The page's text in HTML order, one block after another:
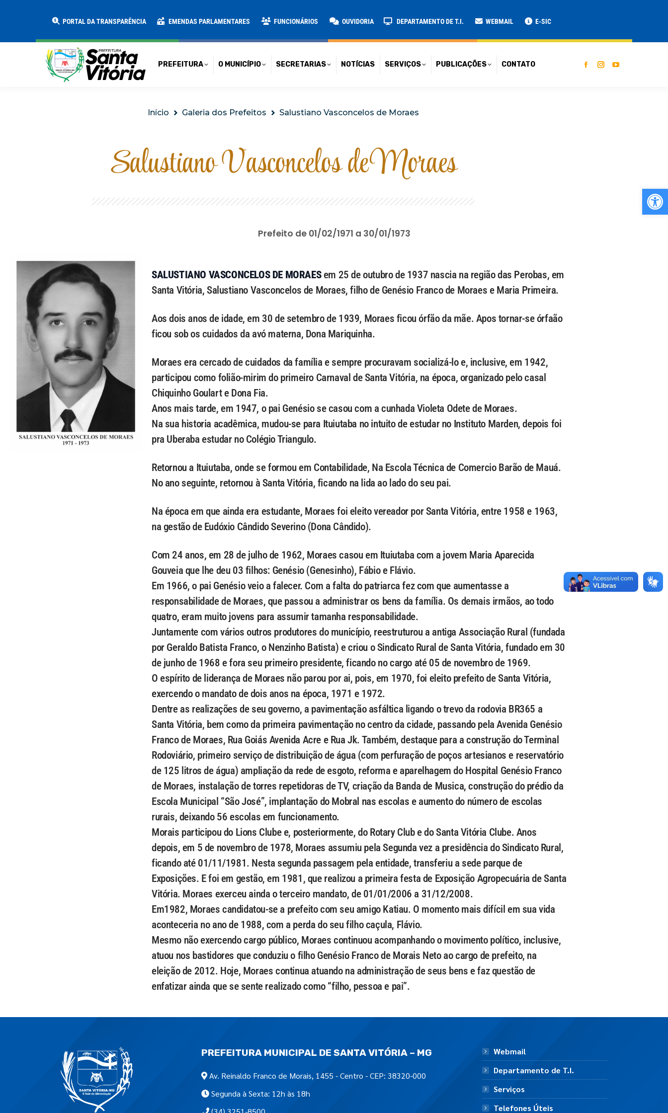
PORTAL DA TRANSPARÊNCIA EMENDAS PARLAMENTARES FUNCIONÁRIOS OUVIDORIA DEPARTAMENTO DE T.I. WEBMAIL E-SIC
PREFEITURA O MUNICÍPIO SECRETARIAS NOTÍCIAS SERVIÇOS PUBLICAÇÕES CONTATO
Início Galeria dos Prefeitos Salustiano Vasconcelos de Moraes
Salustiano Vasconcelos de Moraes
Prefeito de 01/02/1971 a 30/01/1973
SALUSTIANO VASCONCELOS DE MORAESem 25 de outubro de 1937 nascia na região das Perobas, em
Santa Vitória, Salustiano Vasconcelos de Moraes, filho de Genésio Franco de Moraes e Maria Primeira.
Aos dois anos de idade, em 30 de setembro de 1939, Moraes ficou órfão da mãe. Apos tornar-se órfaão
ficou sob os cuidados da avó materna, Dona Mariquinha.
Moraes era cercado de cuidados da família e sempre procuravam socializá-lo e, inclusive, em 1942,
participou como folião-mirim do primeiro Carnaval de Santa Vitória, na época, organizado pelo casal
Chiquinho Goulart e Dona Fia.
Anos mais tarde, em 1947, o pai Genésio se casou com a cunhada Violeta Odete de Moraes.
Na sua historia acadêmica, mudou-se para Ituiutaba no intuito de estudar no Instituto Marden, depois foi
pra Uberaba estudar no Colégio Triangulo.
Retornou a Ituiutaba, onde se formou em Contabilidade, Na Escola Técnica de Comercio Barão de Mauá.
No ano seguinte, retornou à Santa Vitória, ficando na lida ao lado do seu pai.
Na época em que ainda era estudante, Moraes foi eleito vereador por Santa Vitória, entre 1958 e 1963,
na gestão de Eudóxio Cândido Severino (Dona Cândido).
Com 24 anos, em 28 de julho de 1962, Moraes casou em Ituiutaba com a jovem Maria Aparecida
Gouveia que lhe deu 03 filhos: Genésio (Genesinho), Fábio e Flávio.
Em 1966, o pai Genésio veio a falecer. Com a falta do patriarca fez com que aumentasse a
responsabilidade de Moraes, que passou a administrar os bens da família. Os demais irmãos, ao todo
quatro, eram muito jovens para assumir tamanha responsabilidade.
Juntamente com vários outros produtores do município, reestruturou a antiga Associação Rural (fundada
por Geraldo Batista Franco, o Nenzinho Batista) e criou o Sindicato Rural de Santa Vitória, fundado em 30
de junho de 1968 e fora seu primeiro presidente, ficando no cargo até 05 de novembro de 1969.
O espírito de liderança de Moraes não parou por ai, pois, em 1970, foi eleito prefeito de Santa Vitória,
exercendo o mandato de dois anos na época, 1971 e 1972.
Dentre as realizações de seu governo, a pavimentação asfáltica ligando o trevo da rodovia BR365 a
Santa Vitória, bem como da primeira pavimentação no centro da cidade, passando pela Avenida Genésio
Franco de Moraes, Rua Goiás Avenida Acre e Rua Jk. Também, destaque para a construção do Terminal
Rodoviário, primeiro serviço de distribuição de água (com perfuração de poços artesianos e reservatório
de 125 litros de água) ampliação da rede de esgoto, reforma e aparelhagem do Hospital Genésio Franco
de Moraes, instalação de torres repetidoras de TV, criação da Banda de Musica, construção do prédio da
Escola Municipal “São José”, implantação do Mobral nas escolas e aumento do número de escolas
rurais, deixando 56 escolas em funcionamento.
Morais participou do Lions Clube e, posteriormente, do Rotary Club e do Santa Vitória Clube. Anos
depois, em 5 de novembro de 1978, Moraes assumiu pela Segunda vez a presidência do Sindicato Rural,
ficando até 01/11/1981. Nesta segunda passagem pela entidade, transferiu a sede parque de
Exposições. E foi em gestão, em 1981, que realizou a primeira festa de Exposição Agropecuária de Santa
Vitória. Moraes exerceu ainda o terceiro mandato, de 01/01/2006 a 31/12/2008.
Em1982, Moraes candidatou-se a prefeito com seu amigo Katiau. O momento mais difícil em sua vida
aconteceria no ano de 1988, com a perda do seu filho caçula, Flávio.
Mesmo não exercendo cargo público, Moraes continuou acompanhando o movimento político, inclusive,
atuou nos bastidores que conduziu o filho Genésio Franco de Morais Neto ao cargo de prefeito, na
eleição de 2012. Hoje, Moraes continua atuando na administração de seus bens e faz questão de
enfatizar ainda que se sente realizado como “filho, pessoa e pai”.
PREFEITURA MUNICIPAL DE SANTA VITÓRIA – MG
Av. Reinaldo Franco de Morais, 1455 - Centro - CEP: 38320-000
Segunda à Sexta: 12h às 18h
Webmail
Departamento de T.I.
Serviços
Telefones Úteis